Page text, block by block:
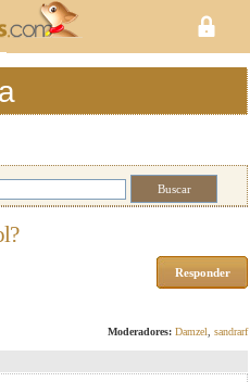
Responder
Moderadores: Damzel sandrarf